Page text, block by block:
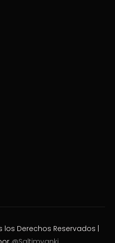
los Derechos Reservados |